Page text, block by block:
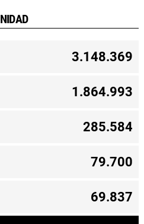
3.148.369
1.864.993
285.584
79.700
69.837